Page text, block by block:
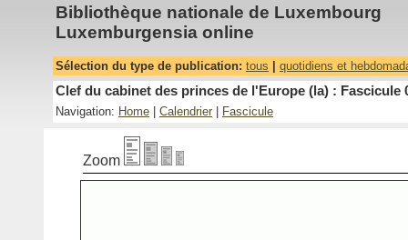
Bibliothèque nationale de Luxembourg
Luxemburgensia online
Sélection du type de publication: tous quotidiens et
Clef du cabinet des princes de l'Europe (la) : Fascicule
Navigation: Home Calendrier Fascicule
Zoom